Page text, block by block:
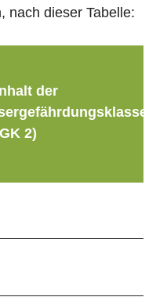
nach dieser Tabelle:
der
2)